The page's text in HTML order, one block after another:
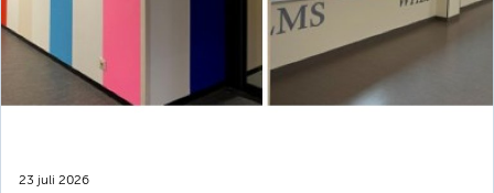
23 juli 2026